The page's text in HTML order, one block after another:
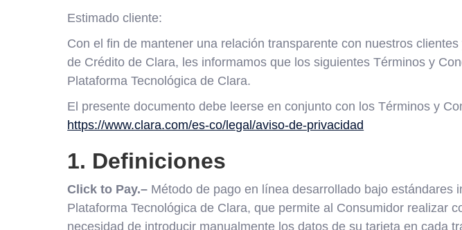
Estimado cliente:
Con el fin de mantener una relación transparente con nuestros
de Crédito de Clara, les informamos que los siguientes Términos y
Plataforma Tecnológica de Clara.
El presente documento debe leerse en conjunto con los Términos y
https://www.clara.com/es-co/legal/aviso-de-privacidad
1. Definiciones
Click to Pay.– Método de pago en línea desarrollado bajo
Plataforma Tecnológica de Clara, que permite al Consumidor realizar
necesidad de introducir manualmente los datos de su tarjeta en cada